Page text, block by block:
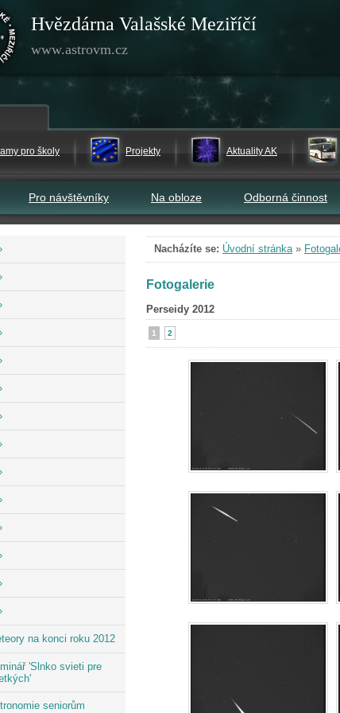
Hvězdárna Valašské Meziříčí
www.astrovm.cz
pro školy Projekty Aktuality AK
Pro návštěvníky Na obloze Odborná činnost
na konci roku 2012
'Slnko svieti pre
seniorům
Nacházíte se: Úvodní stránka»
Fotogalerie
Perseidy 2012
1 2